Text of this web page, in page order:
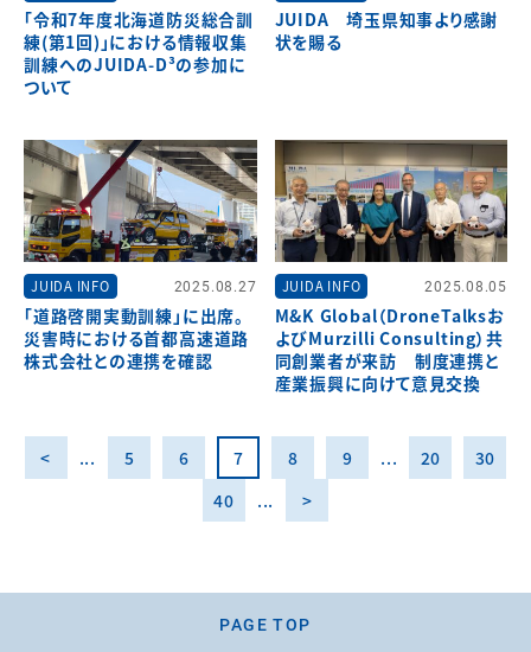
「令和7年度北海道防災総合訓
練(第1回)」における情報収集
訓練へのJUIDA-D³の参加に
ついて
JUIDA 埼玉県知事より感謝
状を賜る
JUIDA INFO 2025.08.27
「道路啓開実動訓練」に出席。
災害時における首都高速道路
株式会社との連携を確認
JUIDA INFO 2025.08.05
M&K Global（DroneTalksお
よびMurzilli Consulting）共
同創業者が来訪 制度連携と
産業振興に向けて意見交換
< ... 5 6 7 8 9 ... 20
30
40
... >
PAGE TOP